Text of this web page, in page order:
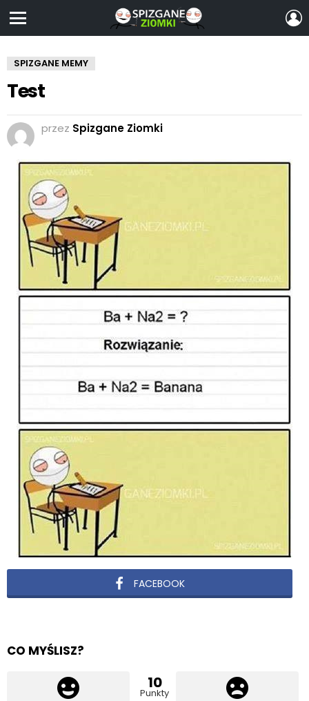
SPIZGANE MEMY
Test
przez Spizgane Ziomki
FACEBOOK
CO MYŚLISZ?
10
Punkty